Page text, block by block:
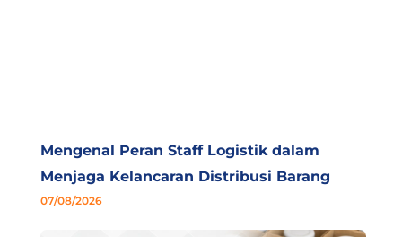
Mengenal Peran Staff Logistik dalam
Menjaga Kelancaran Distribusi Barang
07/08/2026